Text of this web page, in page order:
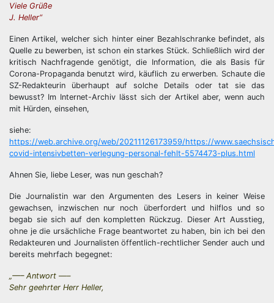
Viele Grüße
J. Heller“
Einen Artikel, welcher sich hinter einer Bezahlschranke befindet, als
Quelle zu bewerben, ist schon ein starkes Stück. Schließlich wird der
kritisch Nachfragende genötigt, die Information, die als Basis für
Corona-Propaganda benutzt wird, käuflich zu erwerben. Schaute die
SZ-Redakteurin überhaupt auf solche Details oder tat sie das
bewusst? Im Internet-Archiv lässt sich der Artikel aber, wenn auch
mit Hürden, einsehen,
siehe:
https://web.archive.org/web/20211126173959/https://
covid-intensivbetten-verlegung-personal-fehlt-5574473-plus.html
Ahnen Sie, liebe Leser, was nun geschah?
Die Journalistin war den Argumenten des Lesers in keiner Weise
gewachsen, inzwischen nur noch überfordert und hilflos und so
begab sie sich auf den kompletten Rückzug. Dieser Art Ausstieg,
ohne je die ursächliche Frage beantwortet zu haben, bin ich bei den
Redakteuren und Journalisten öffentlich-rechtlicher Sender auch und
bereits mehrfach begegnet:
„—– Antwort —–
Sehr geehrter Herr Heller,